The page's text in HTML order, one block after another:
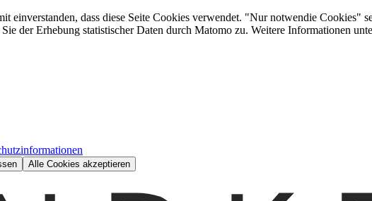
einverstanden, dass diese Seite Cookies verwendet. "Nur notwendie Cookies"
der Erhebung statistischer Daten durch Matomo zu. Weitere Informationen
Alle Cookies akzeptieren